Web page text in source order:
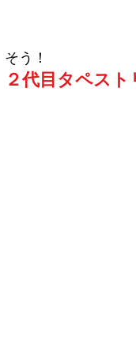
そう！
２代目タペスト